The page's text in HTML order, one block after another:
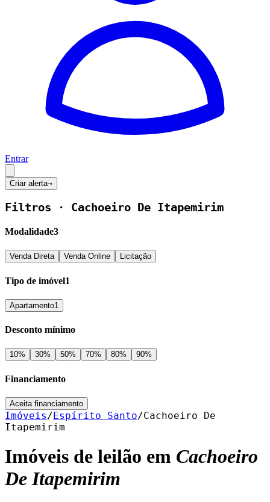
Entrar
Criar alerta→
Filtros · Cachoeiro De Itapemirim
Modalidade3
Venda Direta Venda Online Licitação
Tipo de imóvel1
Apartamento1
Desconto mínimo
10% 30% 50% 70% 80% 90%
Financiamento
Aceita financiamento
Imóveis/Espírito Santo/Cachoeiro De
Itapemirim
Imóveis de leilão em Cachoeiro
De Itapemirim